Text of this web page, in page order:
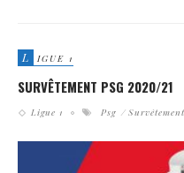
L IGUE 1
SURVÊTEMENT PSG 2020/21
Ligue 1 Psg